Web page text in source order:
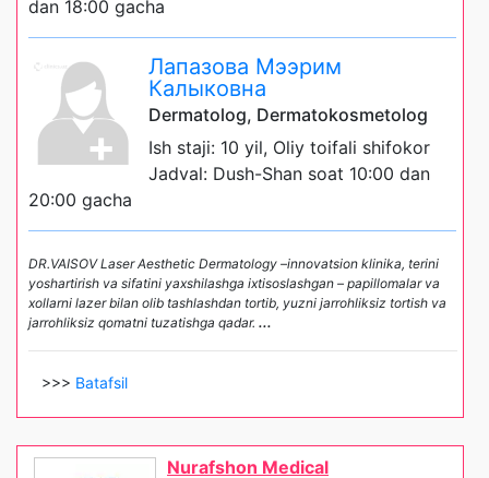
dan 18:00 gacha
Лапазова Мээрим
Калыковна
Dermatolog, Dermatokosmetolog
Ish staji: 10 yil, Oliy toifali shifokor
Jadval: Dush-Shan soat 10:00 dan
20:00 gacha
DR.VAISOV Laser Aesthetic Dermatology –innovatsion klinika, terini
yoshartirish va sifatini yaxshilashga ixtisoslashgan – papillomalar va
xollarni lazer bilan olib tashlashdan tortib, yuzni jarrohliksiz tortish va
jarrohliksiz qomatni tuzatishga qadar. ...
>>> Batafsil
Nurafshon Medical